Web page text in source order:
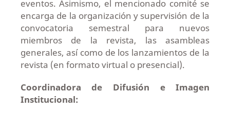
eventos. Asimismo, el mencionado comité se
encarga de la organización y supervisión de la
convocatoria semestral para nuevos
miembros de la revista, las asambleas
generales, así como de los lanzamientos de la
revista (en formato virtual o presencial).
Coordinadora de Difusión e Imagen
Institucional: